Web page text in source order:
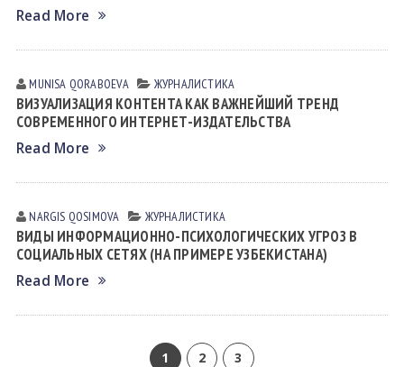
Read More
MUNISA QORАBOEVА ЖУРНАЛИСТИКА
ВИЗУАЛИЗАЦИЯ КОНТЕНТА КАК ВАЖНЕЙШИЙ ТРЕНД
СОВРЕМЕННОГО ИНТЕРНЕТ-ИЗДАТЕЛЬСТВА
Read More
NARGIS QOSIMOVА ЖУРНАЛИСТИКА
ВИДЫ ИНФОРМАЦИОННО-ПСИХОЛОГИЧЕСКИХ УГРОЗ В
СОЦИАЛЬНЫХ СЕТЯХ (НА ПРИМЕРЕ УЗБЕКИСТАНА)
Read More
1 2 3